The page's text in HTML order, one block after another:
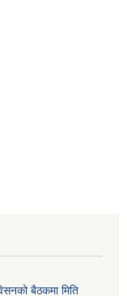
बैठकमा मिति